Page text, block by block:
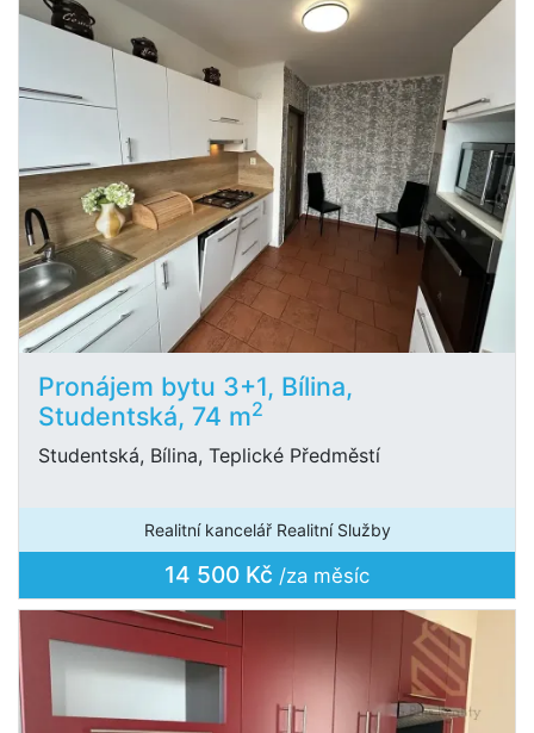
Pronájem bytu 3+1, Bílina,
Studentská, 74 m2
Studentská, Bílina, Teplické Předměstí
Realitní kancelář Realitní Služby
14 500 Kč /za měsíc